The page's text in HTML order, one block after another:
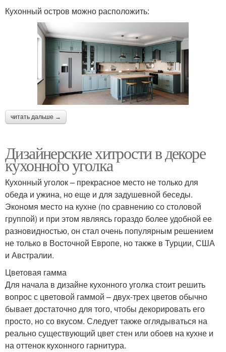
Кухонный остров можно расположить:
читать дальше →
Дизайнерские хитрости в декоре
кухонного уголка
Кухонный уголок – прекрасное место не только для
обеда и ужина, но еще и для задушевной беседы.
Экономя место на кухне (по сравнению со столовой
группой) и при этом являясь гораздо более удобной ее
разновидностью, он стал очень популярным решением
не только в Восточной Европе, но также в Турции, США
и Австралии.
Цветовая гамма
Для начала в дизайне кухонного уголка стоит решить
вопрос с цветовой гаммой – двух-трех цветов обычно
бывает достаточно для того, чтобы декорировать его
просто, но со вкусом. Следует также оглядываться на
реально существующий цвет стен или обоев на кухне и
на оттенок кухонного гарнитура.